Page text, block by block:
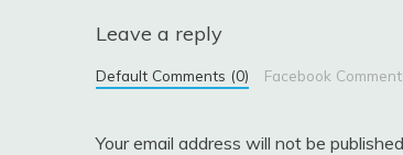
Leave a reply
Default Comments (0) Facebook
Your email address will not be published.